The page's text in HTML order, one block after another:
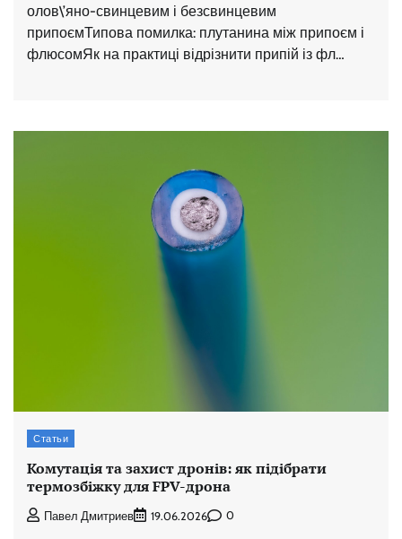
олов\’яно-свинцевим і безсвинцевим
припоємТипова помилка: плутанина між припоєм і
флюсомЯк на практиці відрізнити припій із фл…
Статьи
Комутація та захист дронів: як підібрати
термозбіжку для FPV-дрона
Павел Дмитриев 19.06.2026 0